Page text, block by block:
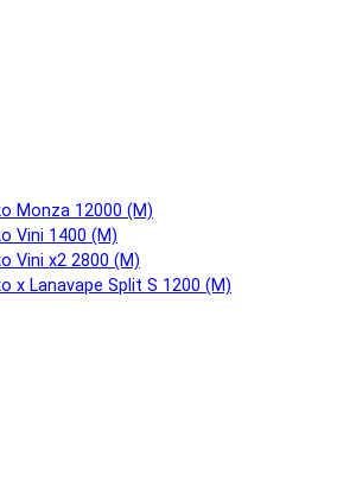
Monza 12000 (М)
Vini 1400 (М)
Vini x2 2800 (М)
x Lanavape Split S 1200 (М)